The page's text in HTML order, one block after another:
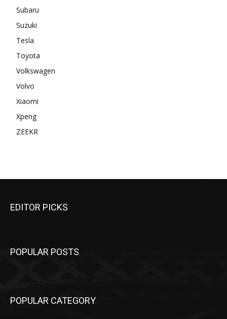
Subaru
Suzuki
Tesla
Toyota
Volkswagen
Volvo
Xiaomi
Xpeng
ZEEKR
EDITOR PICKS
POPULAR POSTS
POPULAR CATEGORY